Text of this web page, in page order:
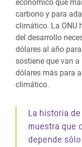
económico que
carbono y para
climático. La ONU
del desarrollo
dólares al año
sostiene que van
dólares más para
climático.
La historia
muestra que
depende